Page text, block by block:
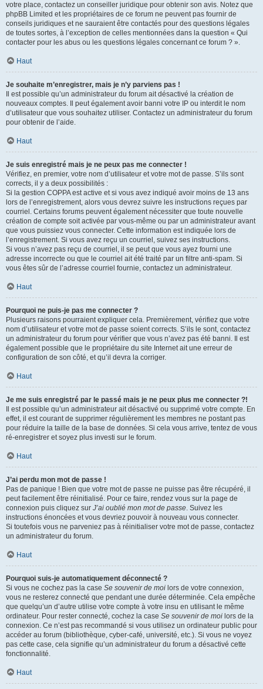
votre place, contactez un conseiller juridique pour obtenir son avis. Notez que
phpBB Limited et les propriétaires de ce forum ne peuvent pas fournir de
conseils juridiques et ne sauraient être contactés pour des questions légales
de toutes sortes, à l’exception de celles mentionnées dans la question « Qui
contacter pour les abus ou les questions légales concernant ce forum ? ».
Haut
Je souhaite m’enregistrer, mais je n’y parviens pas !
Il est possible qu’un administrateur du forum ait désactivé la création de
nouveaux comptes. Il peut également avoir banni votre IP ou interdit le nom
d’utilisateur que vous souhaitez utiliser. Contactez un administrateur du forum
pour obtenir de l’aide.
Haut
Je suis enregistré mais je ne peux pas me connecter !
Vérifiez, en premier, votre nom d’utilisateur et votre mot de passe. S’ils sont
corrects, il y a deux possibilités :
Si la gestion COPPA est active et si vous avez indiqué avoir moins de 13 ans
lors de l’enregistrement, alors vous devrez suivre les instructions reçues par
courriel. Certains forums peuvent également nécessiter que toute nouvelle
création de compte soit activée par vous-même ou par un administrateur avant
que vous puissiez vous connecter. Cette information est indiquée lors de
l’enregistrement. Si vous avez reçu un courriel, suivez ses instructions.
Si vous n’avez pas reçu de courriel, il se peut que vous ayez fourni une
adresse incorrecte ou que le courriel ait été traité par un filtre anti-spam. Si
vous êtes sûr de l’adresse courriel fournie, contactez un administrateur.
Haut
Pourquoi ne puis-je pas me connecter ?
Plusieurs raisons pourraient expliquer cela. Premièrement, vérifiez que votre
nom d’utilisateur et votre mot de passe soient corrects. S’ils le sont, contactez
un administrateur du forum pour vérifier que vous n’avez pas été banni. Il est
également possible que le propriétaire du site Internet ait une erreur de
configuration de son côté, et qu’il devra la corriger.
Haut
Je me suis enregistré par le passé mais je ne peux plus me connecter ?!
Il est possible qu’un administrateur ait désactivé ou supprimé votre compte. En
effet, il est courant de supprimer régulièrement les membres ne postant pas
pour réduire la taille de la base de données. Si cela vous arrive, tentez de vous
ré-enregistrer et soyez plus investi sur le forum.
Haut
J’ai perdu mon mot de passe !
Pas de panique ! Bien que votre mot de passe ne puisse pas être récupéré, il
peut facilement être réinitialisé. Pour ce faire, rendez vous sur la page de
connexion puis cliquez sur J’ai oublié mon mot de passe. Suivez les
instructions énoncées et vous devriez pouvoir à nouveau vous connecter.
Si toutefois vous ne parveniez pas à réinitialiser votre mot de passe, contactez
un administrateur du forum.
Haut
Pourquoi suis-je automatiquement déconnecté ?
Si vous ne cochez pas la case Se souvenir de moi lors de votre connexion,
vous ne resterez connecté que pendant une durée déterminée. Cela empêche
que quelqu’un d’autre utilise votre compte à votre insu en utilisant le même
ordinateur. Pour rester connecté, cochez la case Se souvenir de moi lors de la
connexion. Ce n’est pas recommandé si vous utilisez un ordinateur public pour
accéder au forum (bibliothèque, cyber-café, université, etc.). Si vous ne voyez
pas cette case, cela signifie qu’un administrateur du forum a désactivé cette
fonctionnalité.
Haut